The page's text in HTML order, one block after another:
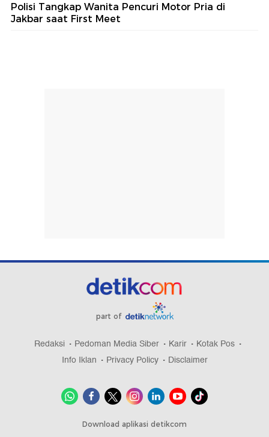
Polisi Tangkap Wanita Pencuri Motor Pria di
Jakbar saat First Meet
part of
Redaksi Pedoman Media Siber Karir
Kotak Pos
Info Iklan
Privacy Policy Disclaimer
Download aplikasi detikcom